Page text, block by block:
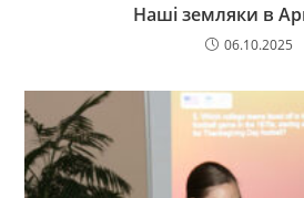
Наші земляки в
06.10.2025